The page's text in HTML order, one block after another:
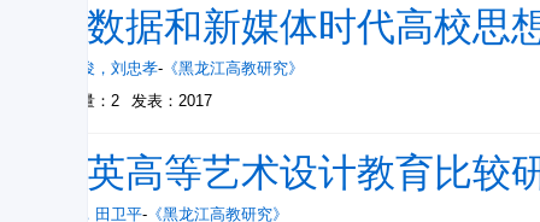
大数据和新媒体时代高校思
贾绍俊 ， 刘忠孝- 《黑龙江高教研究》
被引量：2
发表：2017
中英高等艺术设计教育比较
， 田卫平- 《黑龙江高教研究》